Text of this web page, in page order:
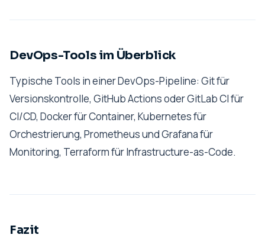
DevOps-Tools im Überblick
Typische Tools in einer DevOps-Pipeline: Git für
Versionskontrolle, GitHub Actions oder GitLab CI für
CI/CD, Docker für Container, Kubernetes für
Orchestrierung, Prometheus und Grafana für
Monitoring, Terraform für Infrastructure-as-Code.
Fazit